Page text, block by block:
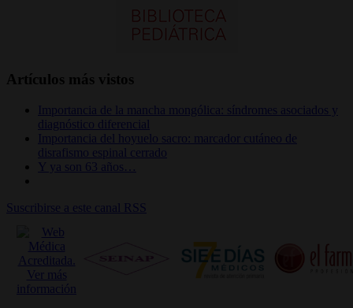
Artículos más vistos
Importancia de la mancha mongólica: síndromes asociados y
diagnóstico diferencial
Importancia del hoyuelo sacro: marcador cutáneo de
disrafismo espinal cerrado
Y ya son 63 años…
Suscribirse a este canal RSS